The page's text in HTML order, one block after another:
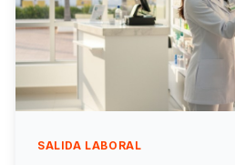
SALIDA LABORAL